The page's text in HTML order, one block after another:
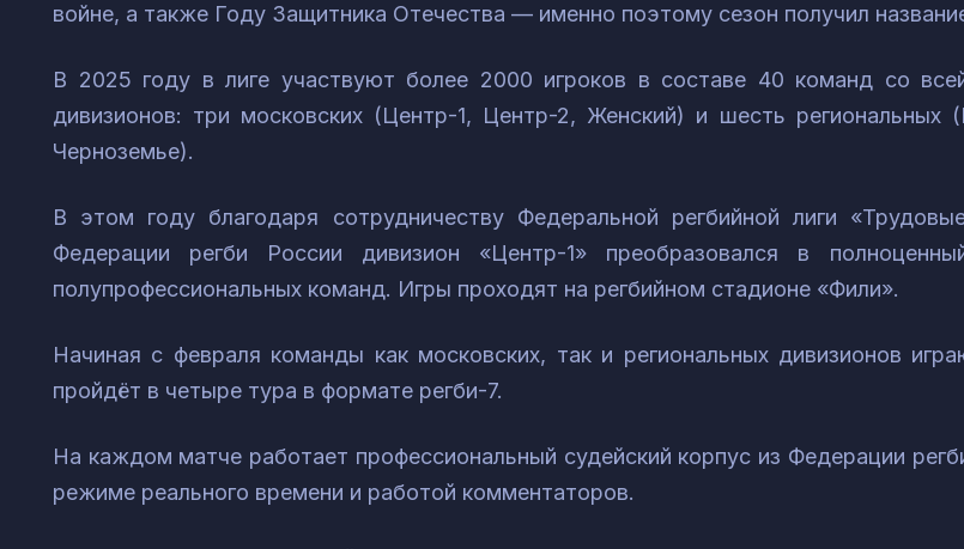
войне, а также Году Защитника Отечества — именно поэтому сезон получил
В 2025 году в лиге участвуют более 2000 игроков в составе 40 команд со
дивизионов: три московских (Центр-1, Центр-2, Женский) и шесть
Черноземье).
В этом году благодаря сотрудничеству Федеральной регбийной лиги
Федерации регби России дивизион «Центр-1» преобразовался в
полупрофессиональных команд. Игры проходят на регбийном стадионе «Фили».
Начиная с февраля команды как московских, так и региональных дивизионов
пройдёт в четыре тура в формате регби-7.
На каждом матче работает профессиональный судейский корпус из Федерации
режиме реального времени и работой комментаторов.